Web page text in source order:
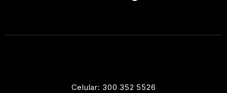
Celular: 300 352 5526